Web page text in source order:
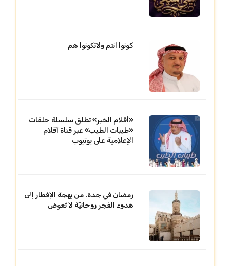
كونوا انتم ولاتكونوا هم
«أقلام الخبر» تطلق سلسلة حلقات
«طيبات الطيب» عبر قناة أقلام
الإعلامية على يوتيوب
رمضان في جدة. من بهجة الإفطار إلى
هدوء الفجر روحانيّة لا تُعوض